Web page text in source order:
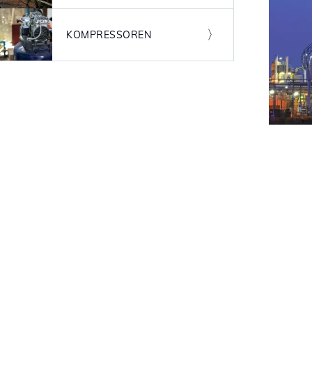
Image
KOMPRESSOREN